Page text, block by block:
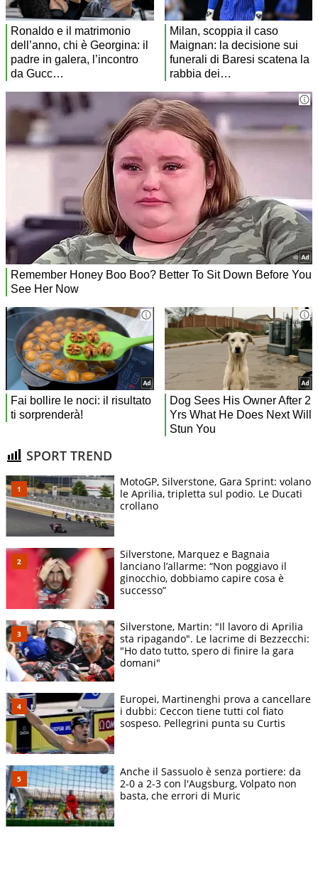
SPORT TREND
MotoGP, Silverstone, Gara Sprint: volano
le Aprilia, tripletta sul podio. Le Ducati
crollano
Silverstone, Marquez e Bagnaia
lanciano l’allarme: “Non poggiavo il
ginocchio, dobbiamo capire cosa è
successo”
Silverstone, Martin: "Il lavoro di Aprilia
sta ripagando". Le lacrime di Bezzecchi:
"Ho dato tutto, spero di finire la gara
domani"
Europei, Martinenghi prova a cancellare
i dubbi: Ceccon tiene tutti col fiato
sospeso. Pellegrini punta su Curtis
Anche il Sassuolo è senza portiere: da
2-0 a 2-3 con l'Augsburg, Volpato non
basta, che errori di Muric